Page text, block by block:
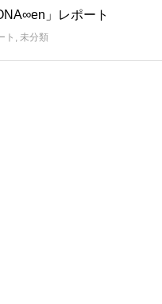
」レポート
ト , 未分類